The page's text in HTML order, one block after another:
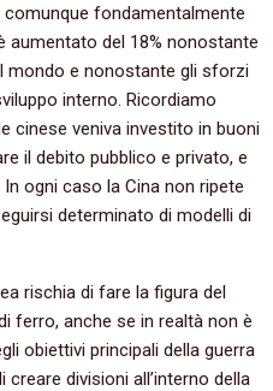
comunque fondamentalmente
aumentato del 18% nonostante
mondo e nonostante gli sforzi
interno. Ricordiamo
cinese veniva investito in buoni
il debito pubblico e privato, e
ogni caso la Cina non ripete
determinato di modelli di
rischia di fare la figura del
ferro, anche se in realtà non è
obiettivi principali della guerra
divisioni all’interno della